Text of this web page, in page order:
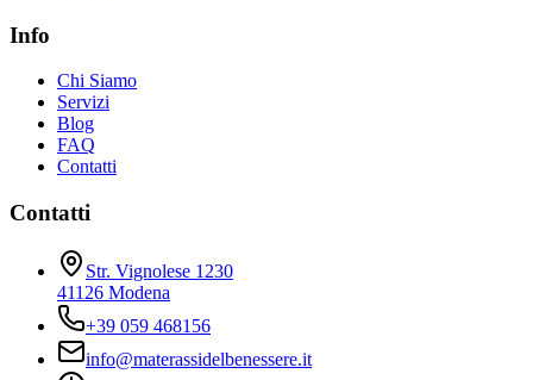
Info
Chi Siamo
Servizi
Blog
FAQ
Contatti
Contatti
Str. Vignolese 1230
41126 Modena
+39 059 468156
info@materassidelbenessere.it